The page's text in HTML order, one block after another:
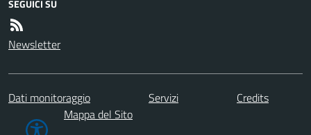
SEGUICI SU
Newsletter
Dati monitoraggio Servizi
Credits
Mappa del Sito